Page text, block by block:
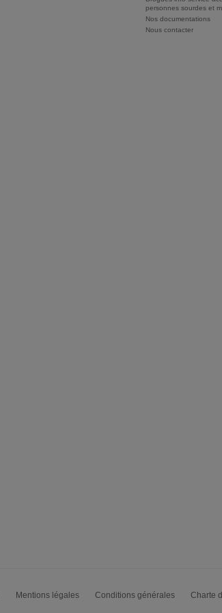
personnes sourdes et
Nos documentations
Nous contacter
Mentions légales Conditions générales Charte